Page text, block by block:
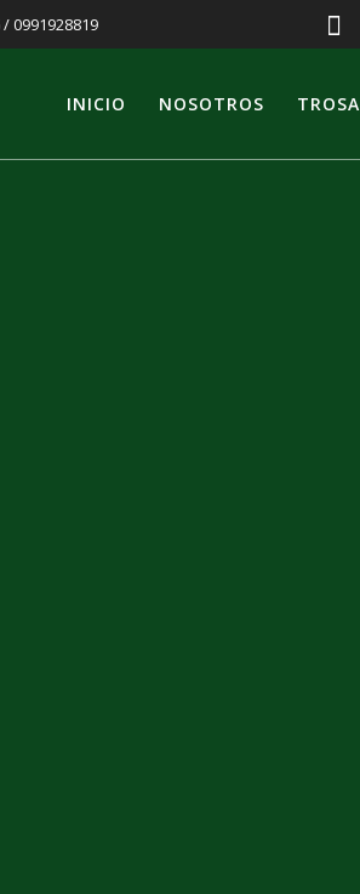
/ 0991928819
INICIO NOSOTROS TROSA